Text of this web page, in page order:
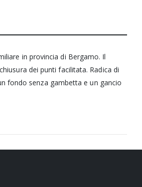
in provincia di Bergamo. Il
dei punti facilitata. Radica di
fondo senza gambetta e un gancio